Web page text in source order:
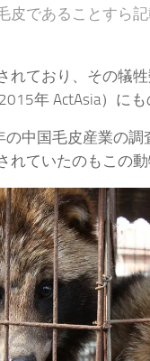
皮であることすら
れており、その犠
年 ActAsia）にも
中国毛皮産業の調
れていたのもこの動